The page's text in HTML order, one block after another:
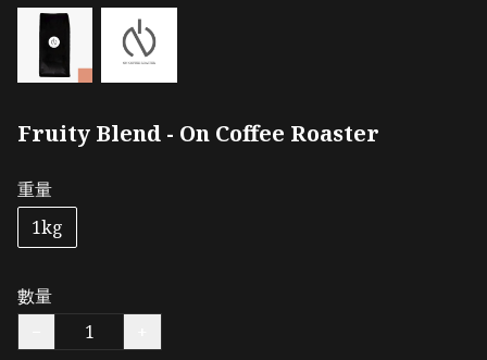
Fruity Blend - On Coffee Roaster
重量
1kg
數量